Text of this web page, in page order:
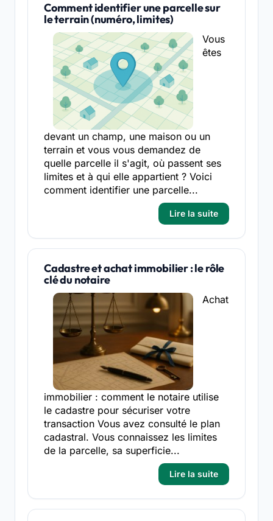
Comment identifier une parcelle sur
le terrain (numéro, limites)
Vous
êtes
devant un champ, une maison ou un
terrain et vous vous demandez de
quelle parcelle il s'agit, où passent ses
limites et à qui elle appartient ? Voici
comment identifier une parcelle...
Lire la suite
Cadastre et achat immobilier : le rôle
clé du notaire
Achat
immobilier : comment le notaire utilise
le cadastre pour sécuriser votre
transaction Vous avez consulté le plan
cadastral. Vous connaissez les limites
de la parcelle, sa superficie...
Lire la suite